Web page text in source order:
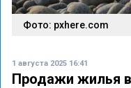
Фото: pxhere.com
1 августа 2025 16:41
Продажи жилья